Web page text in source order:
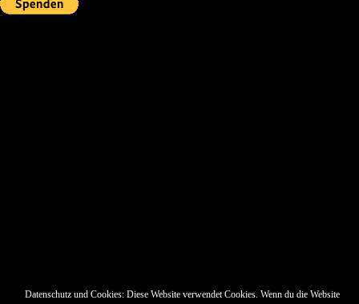
Datenschutz und Cookies: Diese Website verwendet Cookies. Wenn du die Website